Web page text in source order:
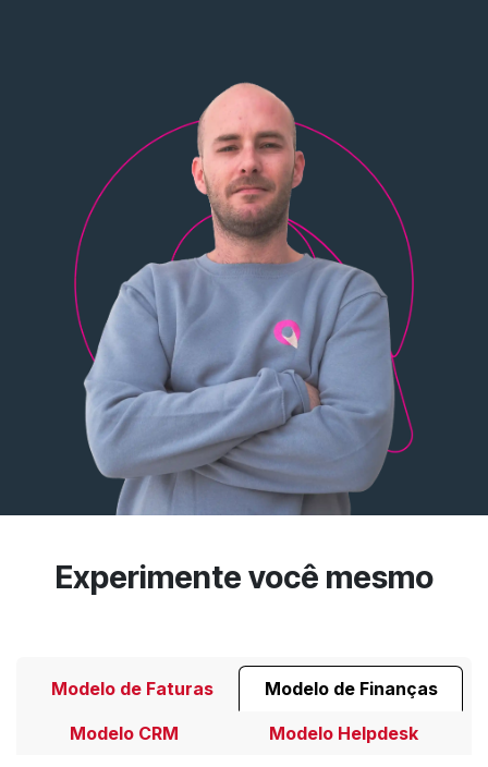
Experimente você mesmo
Modelo de Faturas Modelo de Finanças
Modelo CRM Modelo Helpdesk